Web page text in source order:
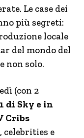
Le case dei
più segreti:
locale
del mondo del
non solo.
(con 2
di Sky e in
Cribs
celebrities e